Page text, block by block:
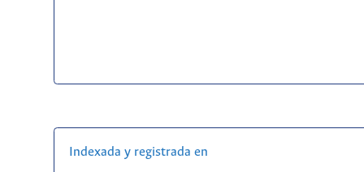
Indexada y registrada en